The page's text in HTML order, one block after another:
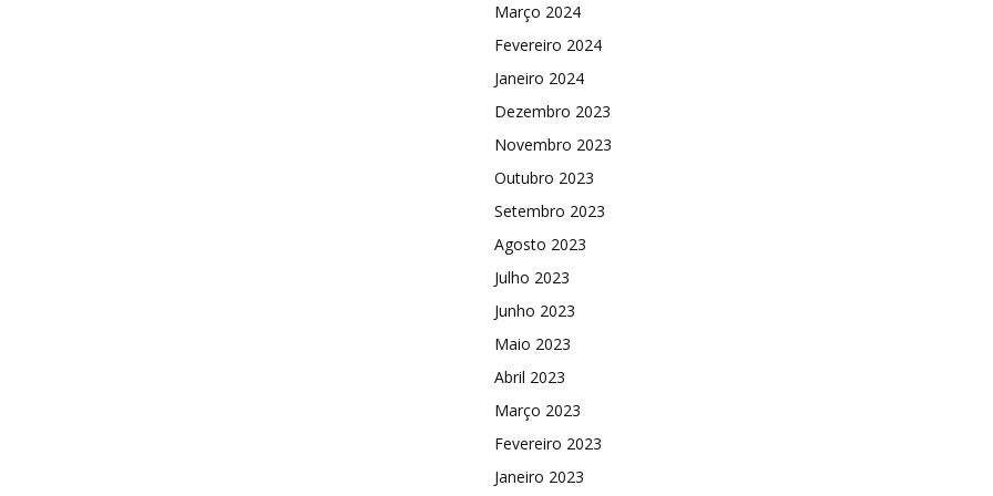
Março 2024
Fevereiro 2024
Janeiro 2024
Dezembro 2023
Novembro 2023
Outubro 2023
Setembro 2023
Agosto 2023
Julho 2023
Junho 2023
Maio 2023
Abril 2023
Março 2023
Fevereiro 2023
Janeiro 2023